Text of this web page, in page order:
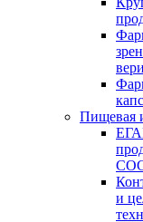
Пищевая
и